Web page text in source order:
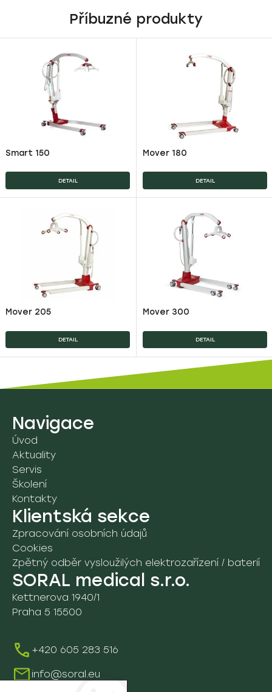
Příbuzné produkty
Smart 150
DETAIL
Mover 180
DETAIL
Mover 205
DETAIL
Mover 300
DETAIL
Navigace
Úvod
Aktuality
Servis
Školení
Kontakty
Klientská sekce
Zpracování osobních údajů
Cookies
Zpětný odběr vysloužilých elektrozařízení / baterií
SORAL medical s.r.o.
Kettnerova 1940/1
Praha 5 15500
+420 605 283 516
info@soral.eu